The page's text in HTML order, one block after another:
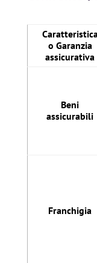
o Garanzia
assicurativa
Beni
assicurabili
Franchigia